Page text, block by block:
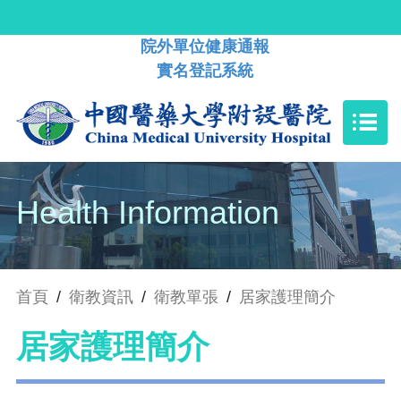
院外單位健康通報
實名登記系統
Health Information
首頁 / 衛教資訊 / 衛教單張 / 居家護理簡介
居家護理簡介